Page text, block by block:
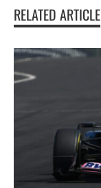
RELATED ARTICLE